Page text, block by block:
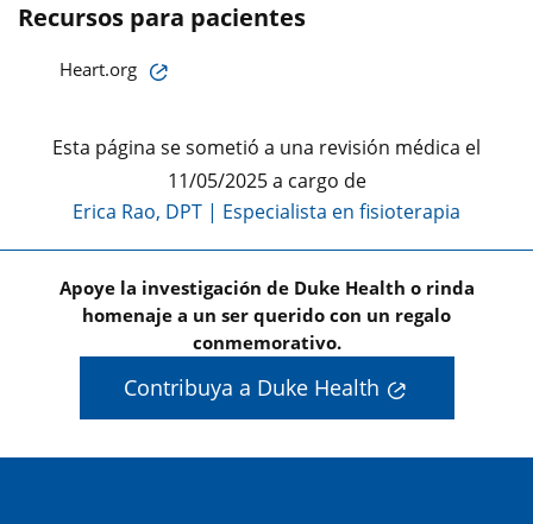
Recursos para pacientes
Heart.org
Esta página se sometió a una revisión médica el
11/05/2025 a cargo de
Erica Rao, DPT | Especialista en fisioterapia
Apoye la investigación de Duke Health o rinda
homenaje a un ser querido con un regalo
conmemorativo.
Contribuya a Duke Health